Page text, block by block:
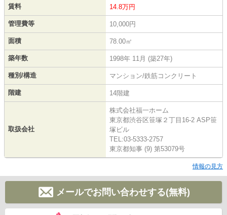
賃料 14.8万円
管理費等 10,000円
面積 78.00㎡
築年数 1998年 11月 (築27年)
種別/構造 マンション/鉄筋コンクリート
階建 14階建
取扱会社
株式会社福一ホーム
東京都渋谷区笹塚２丁目16-2 ASP笹
塚ビル
TEL:03-5333-2757
東京都知事 (9) 第53079号
情報の見方
メールでお問い合わせする(無料)